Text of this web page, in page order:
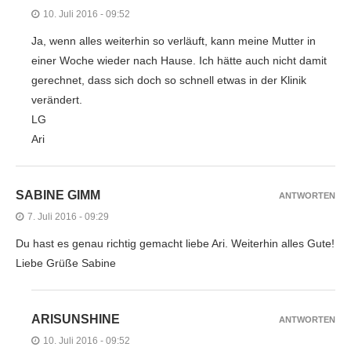
10. Juli 2016 - 09:52
Ja, wenn alles weiterhin so verläuft, kann meine Mutter in
einer Woche wieder nach Hause. Ich hätte auch nicht damit
gerechnet, dass sich doch so schnell etwas in der Klinik
verändert.
LG
Ari
SABINE GIMM
7. Juli 2016 - 09:29
Du hast es genau richtig gemacht liebe Ari. Weiterhin alles Gute!
Liebe Grüße Sabine
ANTWORTEN
ARISUNSHINE
10. Juli 2016 - 09:52
ANTWORTEN